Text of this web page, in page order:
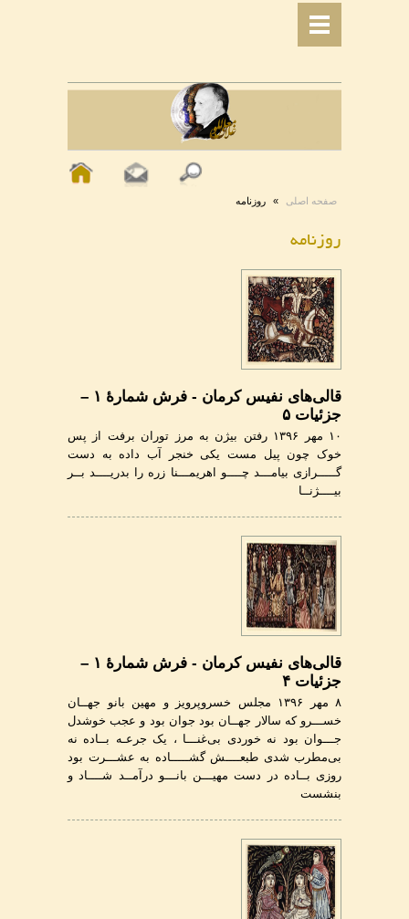
صفحه اصلی » روزنامه
روزنامه
قالی‌های نفیس کرمان - فرش شمارۀ ۱ –
جزئیات ۵
۱۰ مهر ۱۳۹۶ رفتن بیژن به مرز توران برفت از پس
خوک چون پیل مست یکی خنجر آب داده به دست
گـــــرازی بیامـــد چــــو اهریمـــنا زره را بدریــــد بــر
بیــــژنــا
قالی‌های نفیس کرمان - فرش شمارۀ ۱ –
جزئیات ۴
۸ مهر ۱۳۹۶ مجلس خسروپرویز و مهین بانو جهــان
خســـرو که سالار جهــان بود جوان بود و عجب خوشدل
جـــوان بود نه خوردی بی‌غنـــا ، یک جرعـه بــاده نه
بی‌مطرب شدی طبعــــش گشـــــاده به عشـــرت بود
روزی بــاده در دست مهیـــن بانـــو درآمــد شــــاد و
بنشست